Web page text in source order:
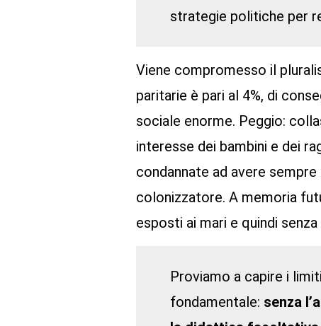
strategie politiche per
Viene compromesso il
paritarie è pari al 4%, di
sociale enorme. Peggio:
interesse dei bambini e dei
condannate ad avere
colonizzatore. A memoria
esposti ai mari e quindi
Proviamo a capire i
fondamentale: senza